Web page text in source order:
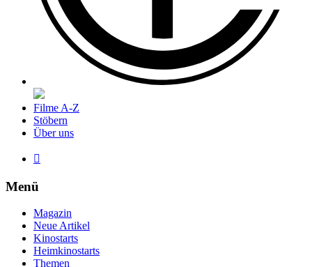
Filme A-Z
Stöbern
Über uns

Menü
Magazin
Neue Artikel
Kinostarts
Heimkinostarts
Themen